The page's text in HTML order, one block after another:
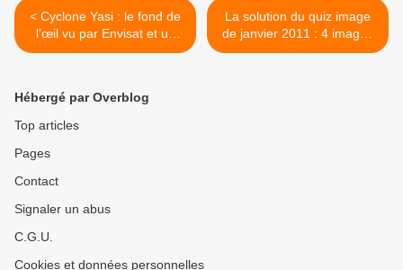
< Cyclone Yasi : le fond de
l’œil vu par Envisat et un
retour en arrière sur la
La solution du quiz image
de janvier 2011 : 4 images
acquises par les satellites
Hébergé par Overblog
Top articles
Pages
Contact
Signaler un abus
C.G.U.
Cookies et données personnelles